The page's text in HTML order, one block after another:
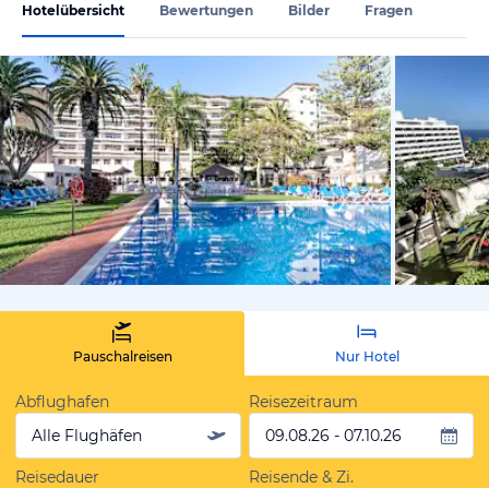
Hotelübersicht Bewertungen Bilder Fragen
vom
Pauschalreisen Nur Hotel
Abflughafen
Alle Flughäfen
Reisezeitraum
09.08.26 - 07.10.26
Reisedauer
Reisende & Zi.